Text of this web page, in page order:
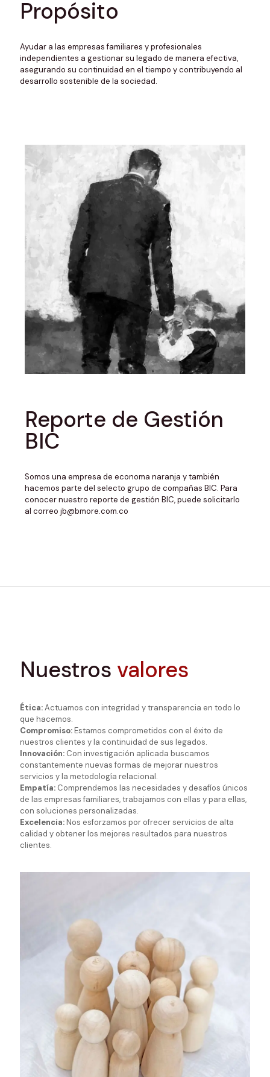
Propósito
Ayudar a las empresas familiares y profesionales
independientes a gestionar su legado de manera efectiva,
asegurando su continuidad en el tiempo y contribuyendo al
desarrollo sostenible de la sociedad.
Reporte de Gestión
BIC
Somos una empresa de economa naranja y también
hacemos parte del selecto grupo de compañas BIC. Para
conocer nuestro reporte de gestión BIC, puede solicitarlo
al correo jb@bmore.com.co
Nuestros valores
Ética:Actuamos con integridad y transparencia en todo lo
que hacemos.
Compromiso:Estamos comprometidos con el éxito de
nuestros clientes y la continuidad de sus legados.
Innovación: Con investigación aplicada buscamos
constantemente nuevas formas de mejorar nuestros
servicios y la metodología relacional.
Empatía: Comprendemos las necesidades y desafíos únicos
de las empresas familiares, trabajamos con ellas y para ellas,
con soluciones personalizadas.
Excelencia:Nos esforzamos por ofrecer servicios de alta
calidad y obtener los mejores resultados para nuestros
clientes.